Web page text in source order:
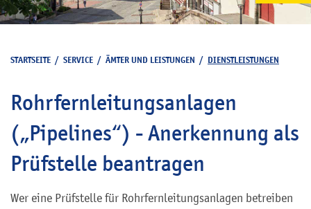
STARTSEITE / SERVICE / ÄMTER UND LEISTUNGEN / DIENSTLEISTUNGEN
Rohrfernleitungsanlagen
(„Pipelines“) - Anerkennung als
Prüfstelle beantragen
Wer eine Prüfstelle für Rohrfernleitungsanlagen betreiben